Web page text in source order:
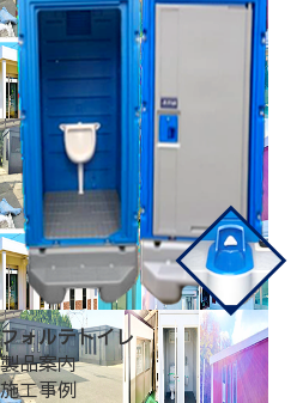
フォルテトイレ
製品案内
施工事例